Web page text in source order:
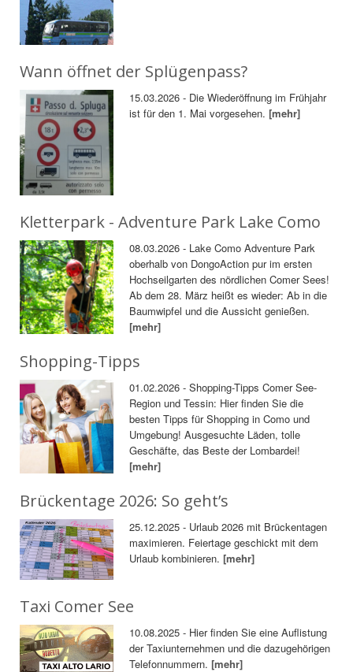
Wann öffnet der Splügenpass?
15.03.2026 - Die Wiederöffnung im Frühjahr
ist für den 1. Mai vorgesehen.[mehr]
Kletterpark - Adventure Park Lake Como
08.03.2026 - Lake Como Adventure Park
oberhalb von DongoAction pur im ersten
Hochseilgarten des nördlichen Comer Sees!
Ab dem 28. März heißt es wieder: Ab in die
Baumwipfel und die Aussicht genießen.
[mehr]
Shopping-Tipps
01.02.2026 - Shopping-Tipps Comer See-
Region und Tessin: Hier finden Sie die
besten Tipps für Shopping in Como und
Umgebung! Ausgesuchte Läden, tolle
Geschäfte, das Beste der Lombardei!
[mehr]
Brückentage 2026: So geht’s
25.12.2025 - Urlaub 2026 mit Brückentagen
maximieren. Feiertage geschickt mit dem
Urlaub kombinieren.[mehr]
Taxi Comer See
10.08.2025 - Hier finden Sie eine Auflistung
der Taxiunternehmen und die dazugehörigen
Telefonnummern.[mehr]